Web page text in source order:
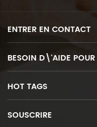
ENTRER EN CONTACT
BESOIN D\'AIDE POUR
HOT TAGS
SOUSCRIRE